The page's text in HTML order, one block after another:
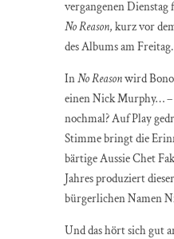
vergangenen
No Reason, kurz vor
des Albums am Freitag.
InNo Reasonwird
einen Nick Murphy… –
nochmal? Auf Play
Stimme bringt die
bärtige Aussie Chet
Jahres produziert
bürgerlichen Namen
Und das hört sich gut